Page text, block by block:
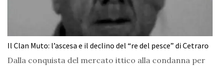
Il Clan Muto: l’ascesa e il declino del “re del pesce” di Cetraro
Dalla conquista del mercato ittico alla condanna per